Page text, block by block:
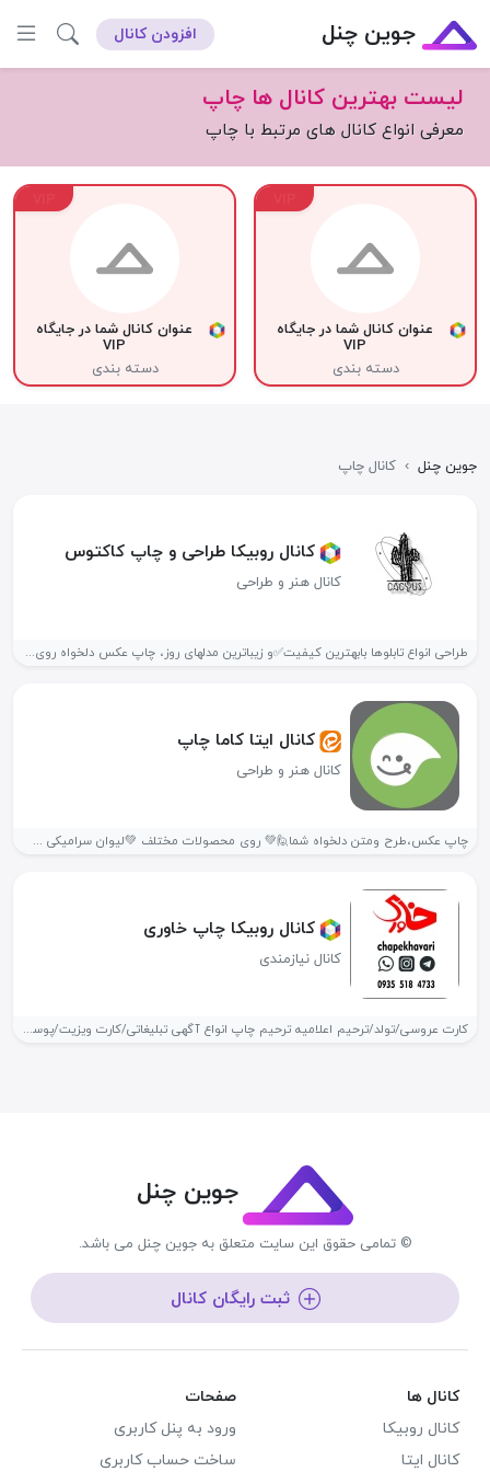
جوین چنل افزودن کانال
لیست بهترین کانال ها چاپ
معرفی انواع کانال های مرتبط با چاپ
عنوان کانال شما در جایگاه
VIP
دسته بندی
عنوان کانال شما در جایگاه
VIP
دسته بندی
جوین چنل › کانال چاپ
کانال روبیکا طراحی و چاپ کاکتوس
کانال هنر و طراحی
طراحی انواع تابلوها بابهترین کیفیت✅و زیباترین مدلهای روز، چاپ عکس دلخواه روی...
کانال ایتا کاما چاپ
کانال هنر و طراحی
چاپ عکس،طرح ومتن دلخواه شما🙋💚 روی محصولات مختلف 💚لیوان سرامیکی 💚 تیشرت...
کانال روبیکا چاپ خاوری
کانال نیازمندی
کارت عروسی/تولد/ترحیم اعلامیه ترحیم چاپ انواع آگهی تبلیغاتی/کارت ویزیت/پوستر/ تراکت برش لیزری...
جوین چنل
© تمامی حقوق این سایت متعلق به جوین چنل می باشد.
ثبت رایگان کانال
کانال ها
کانال روبیکا
کانال ایتا
صفحات
ورود به پنل کاربری
ساخت حساب کاربری